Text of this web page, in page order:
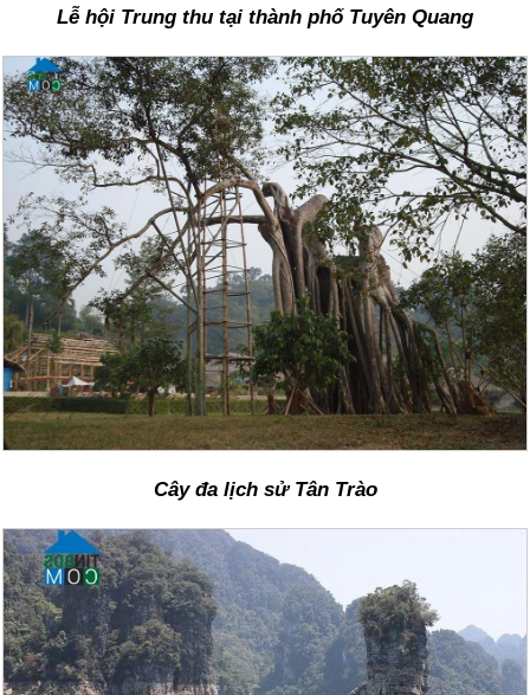
Lễ hội Trung thu tại thành phố Tuyên Quang
Cây đa lịch sử Tân Trào